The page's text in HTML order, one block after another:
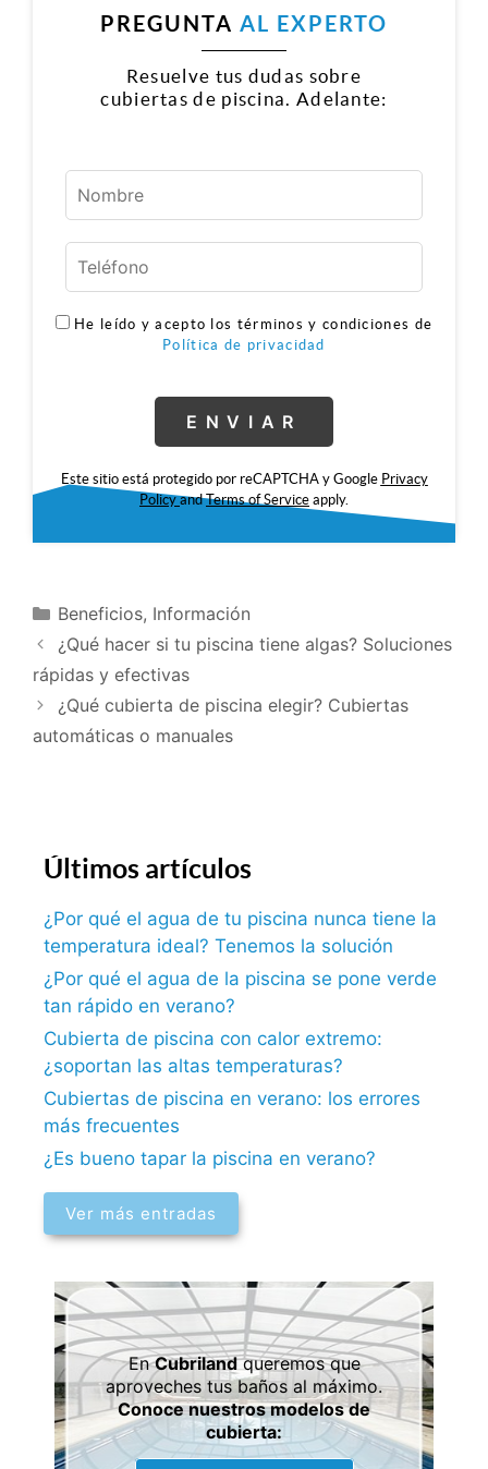
PREGUNTA AL EXPERTO
Resuelve tus dudas sobre
cubiertas de piscina. Adelante:
He leído y acepto los términos y condiciones de
Política de privacidad
Este sitio está protegido por reCAPTCHA y Google Privacy
Policy andTerms of Service apply.
Beneficios, Información
¿Qué hacer si tu piscina tiene algas? Soluciones
rápidas y efectivas
¿Qué cubierta de piscina elegir? Cubiertas
automáticas o manuales
Últimos artículos
¿Por qué el agua de tu piscina nunca tiene la
temperatura ideal? Tenemos la solución
¿Por qué el agua de la piscina se pone verde
tan rápido en verano?
Cubierta de piscina con calor extremo:
¿soportan las altas temperaturas?
Cubiertas de piscina en verano: los errores
más frecuentes
¿Es bueno tapar la piscina en verano?
Ver más entradas
EnCubrilandqueremos que
aproveches tus baños al máximo.
Conoce nuestros modelos de
cubierta: